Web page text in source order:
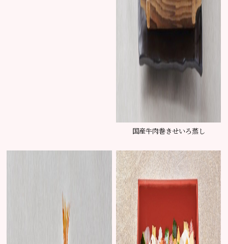
国産牛肉巻きせいろ蒸し